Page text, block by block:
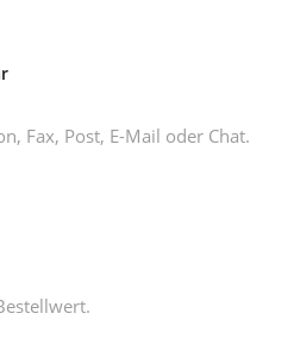
Fax, Post, E-Mail oder Chat.